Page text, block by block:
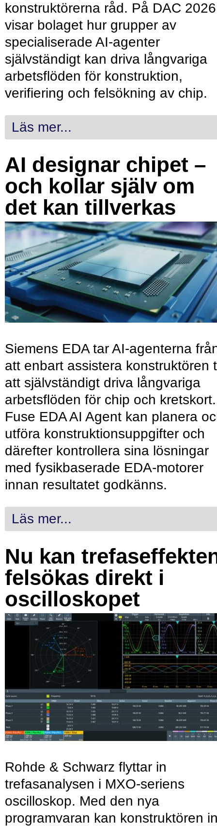
konstruktörerna råd. På DAC 2026
visar bolaget hur grupper av
specialiserade AI-agenter
självständigt kan driva långvariga
arbetsflöden för konstruktion,
verifiering och felsökning av chip.
Läs mer...
AI designar chipet –
och kollar själv om
det kan tillverkas
Siemens EDA tar AI-agenterna
att enbart assistera konstruktören
att självständigt driva långvariga
arbetsflöden för chip och kretskort.
Fuse EDA AI Agent kan planera
utföra konstruktionsuppgifter och
därefter kontrollera sina lösningar
med fysikbaserade EDA-motorer
innan resultatet godkänns.
Läs mer...
Nu kan
felsökas direkt i
oscilloskopet
Rohde & Schwarz flyttar in
trefasanalysen i MXO-seriens
oscilloskop. Med den nya
programvaran kan konstruktören